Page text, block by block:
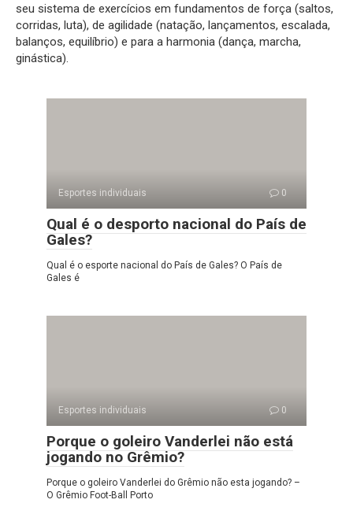
seu sistema de exercícios em fundamentos de força (saltos,
corridas, luta), de agilidade (natação, lançamentos, escalada,
balanços, equilíbrio) e para a harmonia (dança, marcha,
ginástica).
Esportes individuais 0
Qual é o desporto nacional do País de
Gales?
Qual é o esporte nacional do País de Gales? O País de
Gales é
Esportes individuais 0
Porque o goleiro Vanderlei não está
jogando no Grêmio?
Porque o goleiro Vanderlei do Grêmio não esta jogando? –
O Grêmio Foot-Ball Porto